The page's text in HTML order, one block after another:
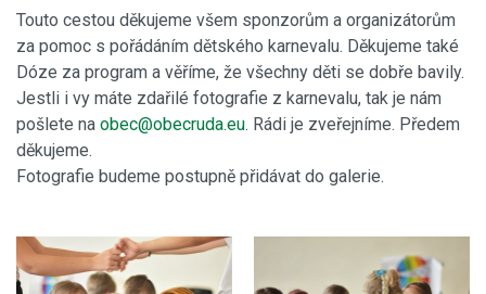
Touto cestou děkujeme všem sponzorům a organizátorům
za pomoc s pořádáním dětského karnevalu. Děkujeme také
Dóze za program a věříme, že všechny děti se dobře bavily.
Jestli i vy máte zdařilé fotografie z karnevalu, tak je nám
pošlete na obec@obecruda.eu. Rádi je zveřejníme. Předem
děkujeme.
Fotografie budeme postupně přidávat do galerie.